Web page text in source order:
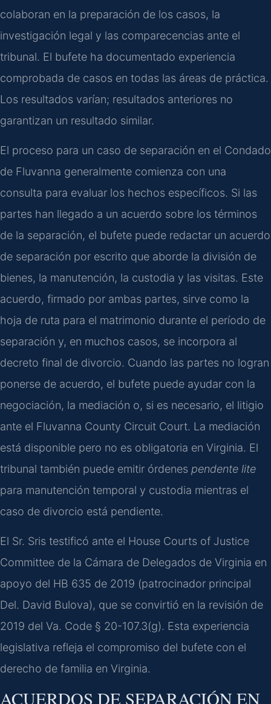
colaboran en la preparación de los casos, la
investigación legal y las comparecencias ante el
tribunal. El bufete ha documentado experiencia
comprobada de casos en todas las áreas de práctica.
Los resultados varían; resultados anteriores no
garantizan un resultado similar.
El proceso para un caso de separación en el Condado
de Fluvanna generalmente comienza con una
consulta para evaluar los hechos específicos. Si las
partes han llegado a un acuerdo sobre los términos
de la separación, el bufete puede redactar un acuerdo
de separación por escrito que aborde la división de
bienes, la manutención, la custodia y las visitas. Este
acuerdo, firmado por ambas partes, sirve como la
hoja de ruta para el matrimonio durante el período de
separación y, en muchos casos, se incorpora al
decreto final de divorcio. Cuando las partes no logran
ponerse de acuerdo, el bufete puede ayudar con la
negociación, la mediación o, si es necesario, el litigio
ante el Fluvanna County Circuit Court. La mediación
está disponible pero no es obligatoria en Virginia. El
tribunal también puede emitir órdenes pendente lite
para manutención temporal y custodia mientras el
caso de divorcio está pendiente.
El Sr. Sris testificó ante el House Courts of Justice
Committee de la Cámara de Delegados de Virginia en
apoyo del HB 635 de 2019 (patrocinador principal
Del. David Bulova), que se convirtió en la revisión de
2019 del Va. Code § 20-107.3(g). Esta experiencia
legislativa refleja el compromiso del bufete con el
derecho de familia en Virginia.
ACUERDOS DE SEPARACIÓN EN